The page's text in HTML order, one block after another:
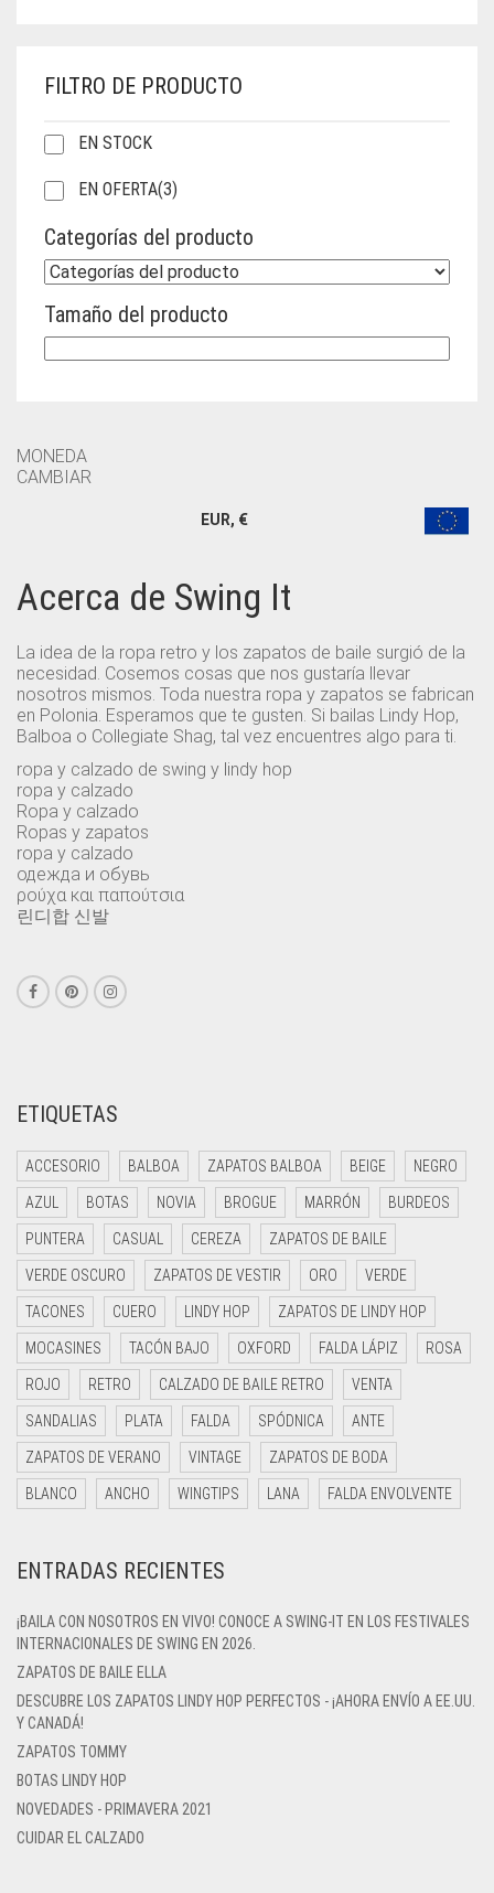
FILTRO DE PRODUCTO
EN STOCK
EN OFERTA(3)
Categorías del producto
Tamaño del producto
MONEDA
CAMBIAR
EUR, €
Acerca de Swing It
La idea de la ropa retro y los zapatos de baile surgió de la
necesidad. Cosemos cosas que nos gustaría llevar
nosotros mismos. Toda nuestra ropa y zapatos se fabrican
en Polonia. Esperamos que te gusten. Si bailas Lindy Hop,
Balboa o Collegiate Shag, tal vez encuentres algo para ti.
ropa y calzado de swing y lindy hop
ropa y calzado
Ropa y calzado
Ropas y zapatos
ropa y calzado
одежда и обувь
ρούχα και παπούτσια
린디합 신발
ETIQUETAS
ACCESORIO BALBOA ZAPATOS BALBOA BEIGE NEGRO
AZUL BOTAS NOVIA BROGUE MARRÓN BURDEOS
PUNTERA CASUAL CEREZA ZAPATOS DE BAILE
VERDE OSCURO ZAPATOS DE VESTIR ORO VERDE
TACONES CUERO LINDY HOP ZAPATOS DE LINDY HOP
MOCASINES TACÓN BAJO OXFORD FALDA LÁPIZ ROSA
ROJO RETRO CALZADO DE BAILE RETRO VENTA
SANDALIAS PLATA FALDA SPÓDNICA ANTE
ZAPATOS DE VERANO VINTAGE ZAPATOS DE BODA
BLANCO ANCHO WINGTIPS LANA FALDA ENVOLVENTE
ENTRADAS RECIENTES
¡BAILA CON NOSOTROS EN VIVO! CONOCE A SWING-IT EN LOS FESTIVALES
INTERNACIONALES DE SWING EN 2026.
ZAPATOS DE BAILE ELLA
DESCUBRE LOS ZAPATOS LINDY HOP PERFECTOS - ¡AHORA ENVÍO A EE.UU.
Y CANADÁ!
ZAPATOS TOMMY
BOTAS LINDY HOP
NOVEDADES - PRIMAVERA 2021
CUIDAR EL CALZADO